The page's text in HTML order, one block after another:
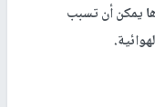
يمكن أن تسبب